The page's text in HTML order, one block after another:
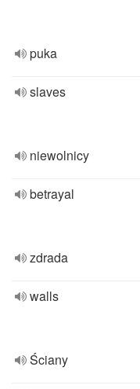
puka
slaves
niewolnicy
betrayal
zdrada
walls
Ściany